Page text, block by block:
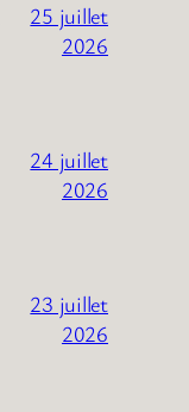
25 juillet
2026
24 juillet
2026
23 juillet
2026